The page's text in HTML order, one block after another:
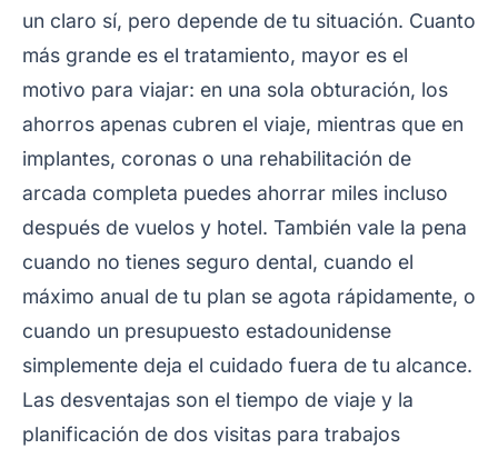
un claro sí, pero depende de tu situación. Cuanto
más grande es el tratamiento, mayor es el
motivo para viajar: en una sola obturación, los
ahorros apenas cubren el viaje, mientras que en
implantes, coronas o una rehabilitación de
arcada completa puedes ahorrar miles incluso
después de vuelos y hotel. También vale la pena
cuando no tienes seguro dental, cuando el
máximo anual de tu plan se agota rápidamente, o
cuando un presupuesto estadounidense
simplemente deja el cuidado fuera de tu alcance.
Las desventajas son el tiempo de viaje y la
planificación de dos visitas para trabajos